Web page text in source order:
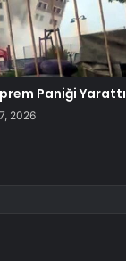
Paniği Yarattı
2026